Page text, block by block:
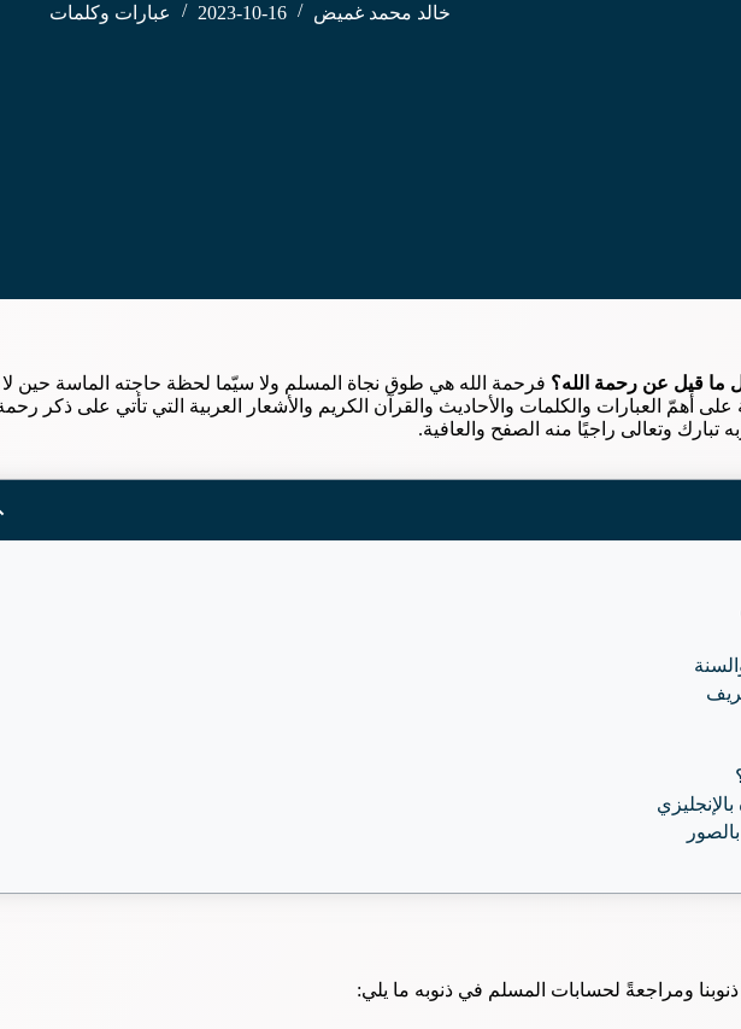
خالد محمد غميض 2023-10-16 عبارات وكلمات
ما قيل عن رحمة الله؟ فرحمة الله هي طوق نجاة المسلم ولا سيّما لحظة حاجته الماسة حين لا
على أهمّ العبارات والكلمات والأحاديث والقرآن الكريم والأشعار العربية التي تأتي على ذكر
تبارك وتعالى راجيًا منه الصفح والعافية.
ومراجعةً لحسابات المسلم في ذنوبه ما يلي: